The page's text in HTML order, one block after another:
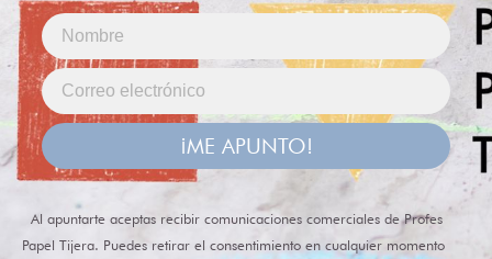
¡ME APUNTO!
Al apuntarte aceptas recibir comunicaciones comerciales de Profes
Papel Tijera. Puedes retirar el consentimiento en cualquier momento